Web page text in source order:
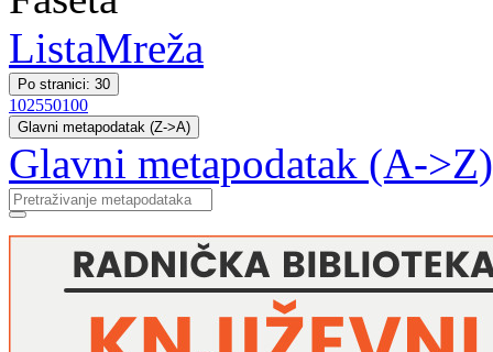
ListaMreža
Po stranici: 30
102550100
Glavni metapodatak (Z->A)
Glavni metapodatak (A->Z)